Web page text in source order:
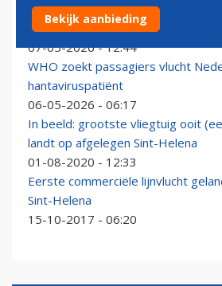
Zuid-Afrikaans Airlink waarschuwt:
gestorven Nederlandse vrouw was
07-05-2026 - 12:44
WHO zoekt passagiers vlucht
hantaviruspatiënt
06-05-2026 - 06:17
In beeld: grootste vliegtuig ooit
landt op afgelegen Sint-Helena
01-08-2020 - 12:33
Eerste commerciële lijnvlucht
Sint-Helena
15-10-2017 - 06:20
Bekijk aanbieding